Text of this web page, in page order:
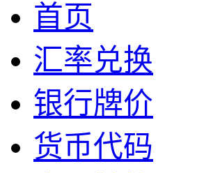
首页
汇率兑换
银行牌价
货币代码